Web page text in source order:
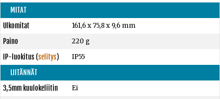
MITAT
Ulkomitat
161,6 x 75,8 x 9,6 mm
Paino
220 g
IP-luokitus(selitys)
IP55
LIITÄNNÄT
3,5mm kuulokeliitin
Ei